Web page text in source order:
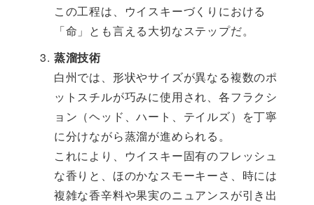
この工程は、ウイスキーづくりにおける
「命」とも言える大切なステップだ。
蒸溜技術
白州では、形状やサイズが異なる複数のポ
ットスチルが巧みに使用され、各フラクシ
ョン（ヘッド、ハート、テイルズ）を丁寧
に分けながら蒸溜が進められる。
これにより、ウイスキー固有のフレッシュ
な香りと、ほのかなスモーキーさ、時には
複雑な香辛料や果実のニュアンスが引き出